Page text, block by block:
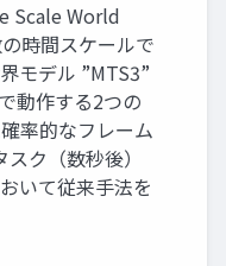
Scale World
時間スケールで
モデル ”MTS3”
動作する2つの
率的なフレーム
ク（数秒後）
いて従来手法を